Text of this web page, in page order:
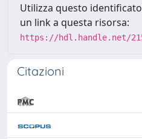
Utilizza questo
un link a questa risorsa:
https://hdl.handle.net/
Citazioni